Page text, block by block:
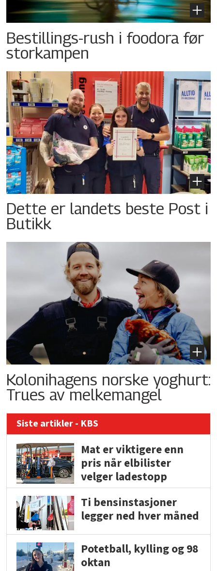
Bestillings-rush i foodora før
storkampen
Dette er landets beste Post i
Butikk
Kolonihagens norske yoghurt:
Trues av melkemangel
Siste artikler - KBS
Mat er viktigere enn
pris når elbilister
velger ladestopp
Ti bensinstasjoner
legger ned hver måned
Potetball, kylling og 98
oktan